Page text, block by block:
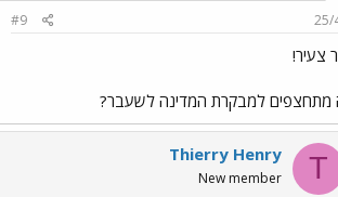
25/
#9
צעיר!
מתחצפים למבקרת המדינה לשעבר?
T
Thierry Henry
New member